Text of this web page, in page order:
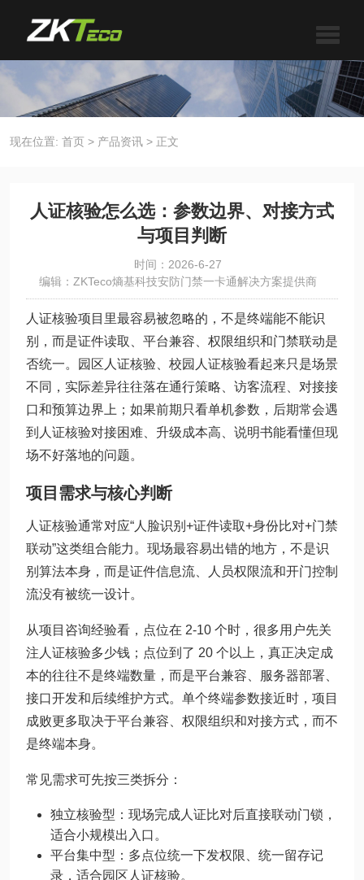
现在位置: 首页 > 产品资讯 > 正文
人证核验怎么选：参数边界、对接方式
与项目判断
时间：2026-6-27
编辑：ZKTeco熵基科技安防门禁一卡通解决方案提供商
人证核验项目里最容易被忽略的，不是终端能不能识
别，而是证件读取、平台兼容、权限组织和门禁联动是
否统一。园区人证核验、校园人证核验看起来只是场景
不同，实际差异往往落在通行策略、访客流程、对接接
口和预算边界上；如果前期只看单机参数，后期常会遇
到人证核验对接困难、升级成本高、说明书能看懂但现
场不好落地的问题。
项目需求与核心判断
人证核验通常对应“人脸识别+证件读取+身份比对+门禁
联动”这类组合能力。现场最容易出错的地方，不是识
别算法本身，而是证件信息流、人员权限流和开门控制
流没有被统一设计。
从项目咨询经验看，点位在 2-10 个时，很多用户先关
注人证核验多少钱；点位到了 20 个以上，真正决定成
本的往往不是终端数量，而是平台兼容、服务器部署、
接口开发和后续维护方式。单个终端参数接近时，项目
成败更多取决于平台兼容、权限组织和对接方式，而不
是终端本身。
常见需求可先按三类拆分：
独立核验型：现场完成人证比对后直接联动门锁，
适合小规模出入口。
平台集中型：多点位统一下发权限、统一留存记
录，适合园区人证核验。